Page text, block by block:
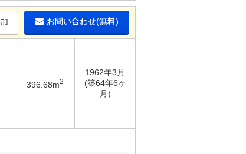
お問い合わせ(無料)
396.68m2
1962年3月
(築64年6ヶ
月)